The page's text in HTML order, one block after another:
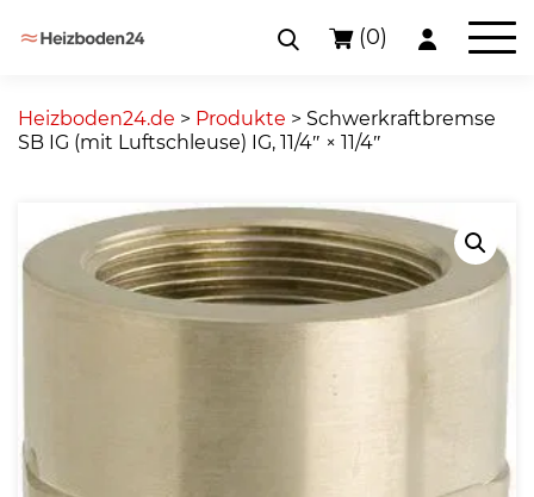
content
(0)
Heizboden24.de > Produkte > Schwerkraftbremse
SB IG (mit Luftschleuse) IG, 11/4″ × 11/4″